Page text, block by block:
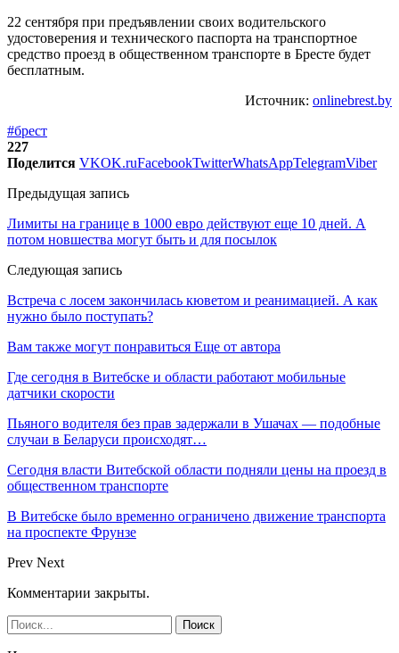
22 сентября при предъявлении своих водительского
удостоверения и технического паспорта на транспортное
средство проезд в общественном транспорте в Бресте будет
бесплатным.
Источник: onlinebrest.by
#брест
227
Поделится VKOK.ruFacebookTwitterWhatsAppTelegramViber
Предыдущая запись
Лимиты на границе в 1000 евро действуют еще 10 дней. А
потом новшества могут быть и для посылок
Следующая запись
Встреча с лосем закончилась кюветом и реанимацией. А как
нужно было поступать?
Вам также могут понравиться Еще от автора
Где сегодня в Витебске и области работают мобильные
датчики скорости
Пьяного водителя без прав задержали в Ушачах — подобные
случаи в Беларуси происходят…
Сегодня власти Витебской области подняли цены на проезд в
общественном транспорте
В Витебске было временно ограничено движение транспорта
на проспекте Фрунзе
Prev Next
Комментарии закрыты.